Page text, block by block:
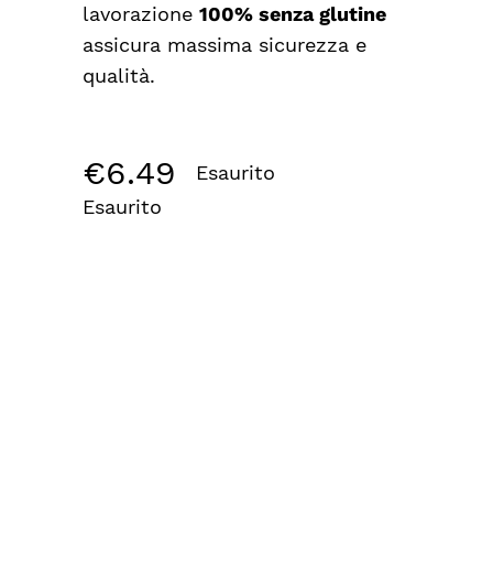
lavorazione 100% senza glutine
assicura massima sicurezza e
qualità.
€6.49
Esaurito
Esaurito